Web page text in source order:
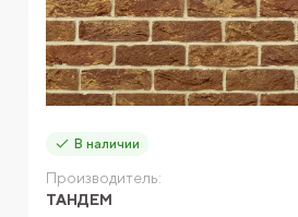
В наличии
Производитель:
ТАНДЕМ